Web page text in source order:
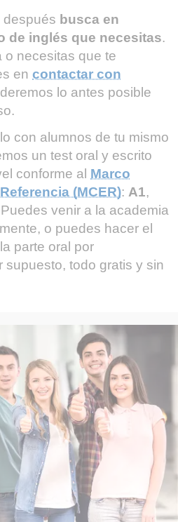
después busca en
de inglés que necesitas.
o necesitas que te
en contactar con
lo antes posible
con alumnos de tu mismo
un test oral y escrito
conforme al Marco
(MCER): A1,
venir a la academia
o puedes hacer el
parte oral por
supuesto, todo gratis y sin